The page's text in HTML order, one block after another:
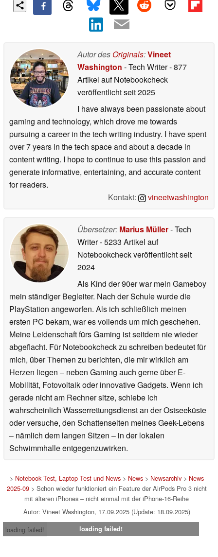
Autor des Originals:Vineet
Washington - Tech Writer- 877
Artikel auf Notebookcheck
veröffentlichtseit 2025
I have always been passionate about
gaming and technology, which drove me towards
pursuing a career in the tech writing industry. I have spent
over 7 years in the tech space and about a decade in
content writing. I hope to continue to use this passion and
generate informative, entertaining, and accurate content
for readers.
Kontakt:
vineetwashington
Übersetzer: Marius Müller- Tech
Writer- 5233 Artikel auf
Notebookcheck veröffentlichtseit
2024
Als Kind der 90er war mein Gameboy
mein ständiger Begleiter. Nach der Schule wurde die
PlayStation angeworfen. Als ich schließlich meinen
ersten PC bekam, war es vollends um mich geschehen.
Meine Leidenschaft fürs Gaming ist seitdem nie wieder
abgeflacht. Für Notebookcheck zu schreiben bedeutet für
mich, über Themen zu berichten, die mir wirklich am
Herzen liegen – neben Gaming auch gerne über E-
Mobilität, Fotovoltaik oder innovative Gadgets. Wenn ich
gerade nicht am Rechner sitze, schiebe ich
wahrscheinlich Wasserrettungsdienst an der Ostseeküste
oder versuche, den Schattenseiten meines Geek-Lebens
– nämlich dem langen Sitzen – in der lokalen
Schwimmhalle entgegenzuwirken.
> Notebook Test, Laptop Test und News> News> Newsarchiv> News
2025-09> Schon wieder funktioniert ein Feature der AirPods Pro 3 nicht
mit älteren iPhones – nicht einmal mit der iPhone-16-Reihe
Autor: Vineet Washington, 17.09.2025 (Update: 18.09.2025)
loading failed!
loading failed!